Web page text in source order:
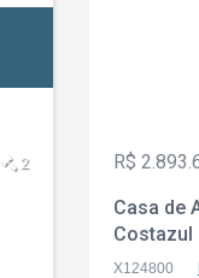
2 R$
Casa de
Costazul
X124800